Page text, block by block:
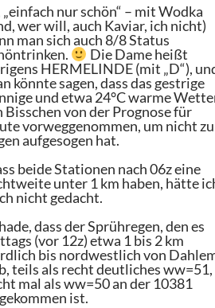
„einfach nur schön“ – mit Wodka
wer will, auch Kaviar, ich nicht)
man sich auch 8/8 Status
Die Dame heißt
HERMELINDE (mit „D“),
könnte sagen, dass das gestrige
und etwa 24°C warme
Bisschen von der Prognose für
vorweggenommen, um nicht zu
aufgesogen hat.
beide Stationen nach 06z eine
unter 1 km haben, hätte
nicht gedacht.
dass der Sprühregen, den es
(vor 12z) etwa 1 bis 2 km
bis nordwestlich von
teils als recht deutliches ww=51,
mal als ww=50 an der 10381
ist.